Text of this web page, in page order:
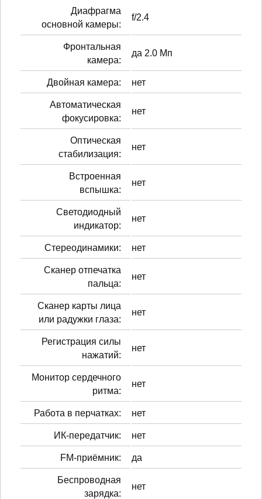
Диафрагма
основной камеры:
f/2.4
Фронтальная
камера:
да 2.0 Мп
Двойная камера: нет
Автоматическая
фокусировка:
нет
Оптическая
стабилизация:
нет
Встроенная
вспышка:
нет
Светодиодный
индикатор:
нет
Стереодинамики: нет
Сканер отпечатка
пальца:
нет
Сканер карты лица
или радужки глаза:
нет
Регистрация силы
нажатий:
нет
Монитор сердечного
ритма:
нет
Работа в перчатках: нет
ИК-передатчик: нет
FM-приёмник: да
Беспроводная
зарядка:
нет